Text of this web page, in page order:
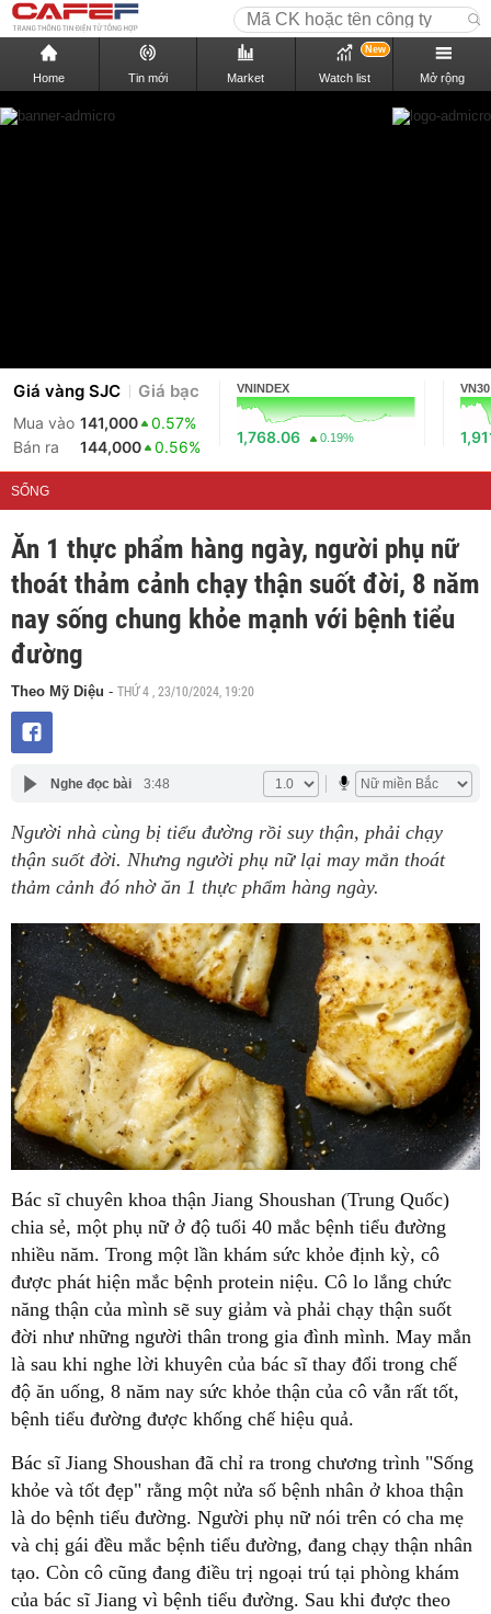
Home Tin mới Market Watch list
New
Mở rộng
Giá vàng SJC Giá bạc
Mua vào 141,000
0.57%
Bán ra
144,000 0.56%
VNINDEX
1,768.06 0.19%
VN30
SỐNG
Ăn 1 thực phẩm hàng ngày, người phụ nữ
thoát thảm cảnh chạy thận suốt đời, 8 năm
nay sống chung khỏe mạnh với bệnh tiểu
đường
Theo Mỹ Diệu - THỨ 4 , 23/10/2024, 19:20
Nghe đọc bài 3:48
Người nhà cùng bị tiểu đường rồi suy thận, phải chạy
thận suốt đời. Nhưng người phụ nữ lại may mắn thoát
thảm cảnh đó nhờ ăn 1 thực phẩm hàng ngày.
Bác sĩ chuyên khoa thận Jiang Shoushan (Trung Quốc)
chia sẻ, một phụ nữ ở độ tuổi 40 mắc bệnh tiểu đường
nhiều năm. Trong một lần khám sức khỏe định kỳ, cô
được phát hiện mắc bệnh protein niệu. Cô lo lắng chức
năng thận của mình sẽ suy giảm và phải chạy thận suốt
đời như những người thân trong gia đình mình. May mắn
là sau khi nghe lời khuyên của bác sĩ thay đổi trong chế
độ ăn uống, 8 năm nay sức khỏe thận của cô vẫn rất tốt,
bệnh tiểu đường được khống chế hiệu quả.
Bác sĩ Jiang Shoushan đã chỉ ra trong chương trình "Sống
khỏe và tốt đẹp" rằng một nửa số bệnh nhân ở khoa thận
là do bệnh tiểu đường. Người phụ nữ nói trên có cha mẹ
và chị gái đều mắc bệnh tiểu đường, đang chạy thận nhân
tạo. Còn cô cũng đang điều trị ngoại trú tại phòng khám
của bác sĩ Jiang vì bệnh tiểu đường. Sau khi được theo